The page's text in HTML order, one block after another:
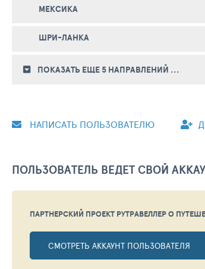
МЕКСИКА
ШРИ-ЛАНКА
ПОКАЗАТЬ ЕЩЕ 5 НАПРАВЛЕНИЙ ...
НАПИСАТЬ ПОЛЬЗОВАТЕЛЮ
ПОЛЬЗОВАТЕЛЬ ВЕДЕТ СВОЙ
ПАРТНЕРСКИЙ ПРОЕКТ РУТРАВЕЛЛЕРО
СМОТРЕТЬ АККАУНТ ПОЛЬЗОВАТЕЛЯ